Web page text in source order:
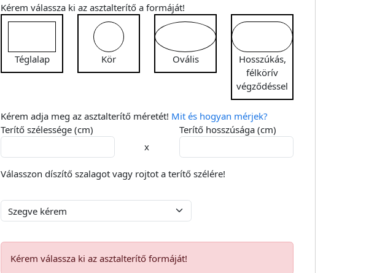
Kérem válassza ki az asztalterítő a formáját!
Téglalap Kör Ovális
Hosszúkás,
félkörív
végződéssel
Kérem adja meg az asztalterítő méretét! Mit és hogyan mérjek?
Terítő szélessége (cm)
x
Terítő hosszúsága (cm)
Válasszon díszítő szalagot vagy rojtot a terítő szélére!
Kérem válassza ki az asztalterítő formáját!